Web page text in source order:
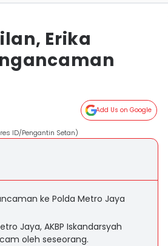
Erika
Add Us on Google
ID/Pengantin Setan)
ke Polda Metro Jaya
Jaya, AKBP Iskandarsyah
oleh seseorang.